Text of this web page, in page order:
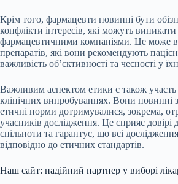
Крім того, фармацевти повинні бути
конфлікти інтересів, які можуть виникати
фармацевтичними компаніями. Це може
препаратів, які вони рекомендують
важливість об’єктивності та чесності у
Важливим аспектом етики є також участь
клінічних випробуваннях. Вони повинні
етичні норми дотримувалися, зокрема,
учасників дослідження. Це сприяє довірі
спільноти та гарантує, що всі
відповідно до етичних стандартів.
Наш сайт: надійний партнер у виборі